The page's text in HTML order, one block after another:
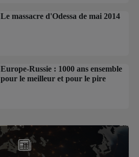
Le massacre d'Odessa de mai 2014
Europe-Russie : 1000 ans ensemble
pour le meilleur et pour le pire